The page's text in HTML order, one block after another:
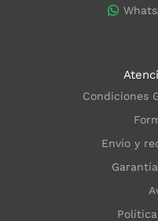
Condiciones
Envío y